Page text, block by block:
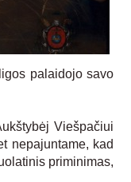
palaidojo savo
Viešpačiui
nepajuntame, kad
priminimas,